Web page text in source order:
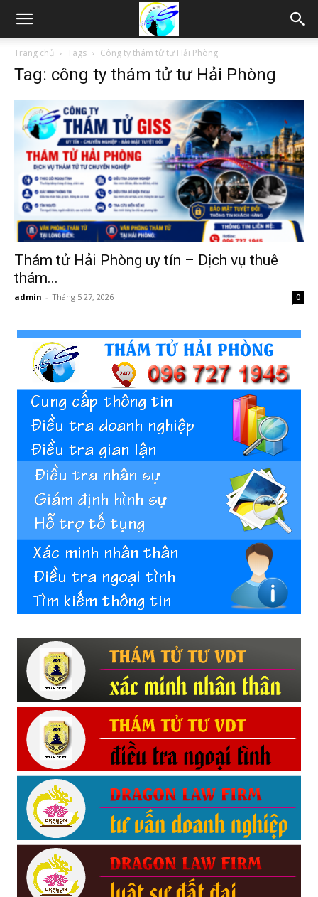
Thám
Phòng,
Tham
Phong,
phòng,
Trang chủ Tags Công ty thám tử tư Hải Phòng
Tag: công ty thám tử tư Hải Phòng
Thám tử Hải Phòng uy tín – Dịch vụ thuê
thám...
admin - Tháng 5 27, 2026 0